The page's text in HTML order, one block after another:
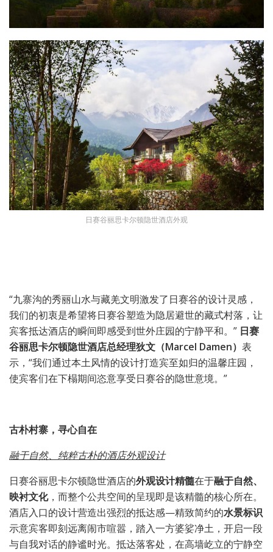
日赛谷丽思卡尔顿隐世酒店外观
“九寨沟的秀丽山水与藏羌文明激发了日赛谷的设计灵感，
我们的初衷是希望将日赛谷塑造为隐居避世的藏式村落，让
宾客抵达酒店的瞬间即感受到世外庄园的宁静平和。” 日赛
谷丽思卡尔顿隐世酒店总经理狄文 （Marcel Damen） 表
示，“我们通过本土风情的设计打造宾至如归的温馨庄园，
使宾客们在下榻期间恣意享受日赛谷的隐世意境。”
古朴村寨，寻心自在
融于自然、纯粹古朴的酒店外观设计
日赛谷丽思卡尔顿隐世酒店的外观设计精髓在于融于自然、
映衬文化，而整个公共空间的呈现即是该精髓的核心所在。
酒店入口的设计营造出强烈的抵达感—精致简约的水景标识
示意宾客即刻远离闹市喧嚣，踏入一方婆娑净土，开启一段
与自我对话的静谧时光。抵达落客处，在高墙屹立的宁静空